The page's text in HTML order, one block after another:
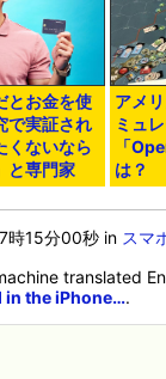
とお金を使
で実証され
くないなら
と専門家
アメ
ミュ
「
は？
時15分00秒 in スマ
translated
in the iPhone….